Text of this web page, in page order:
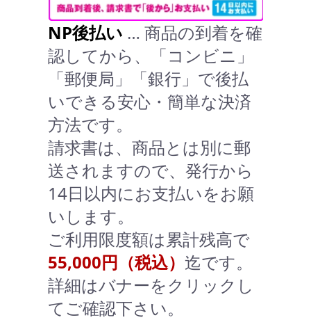
NP後払い … 商品の到着を確
認してから、「コンビニ」
「郵便局」「銀行」で後払
いできる安心・簡単な決済
方法です。
請求書は、商品とは別に郵
送されますので、発行から
14日以内にお支払いをお願
いします。
ご利用限度額は累計残高で
55,000円（税込） 迄です。
詳細はバナーをクリックし
てご確認下さい。